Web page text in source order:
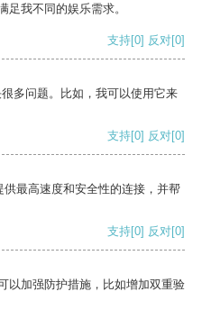
足我不同的娱乐需求。
支持[0] 反对[0]
多问题。比如，我可以使用它来
支持[0] 反对[0]
最高速度和安全性的连接，并帮
支持[0] 反对[0]
以加强防护措施，比如增加双重验